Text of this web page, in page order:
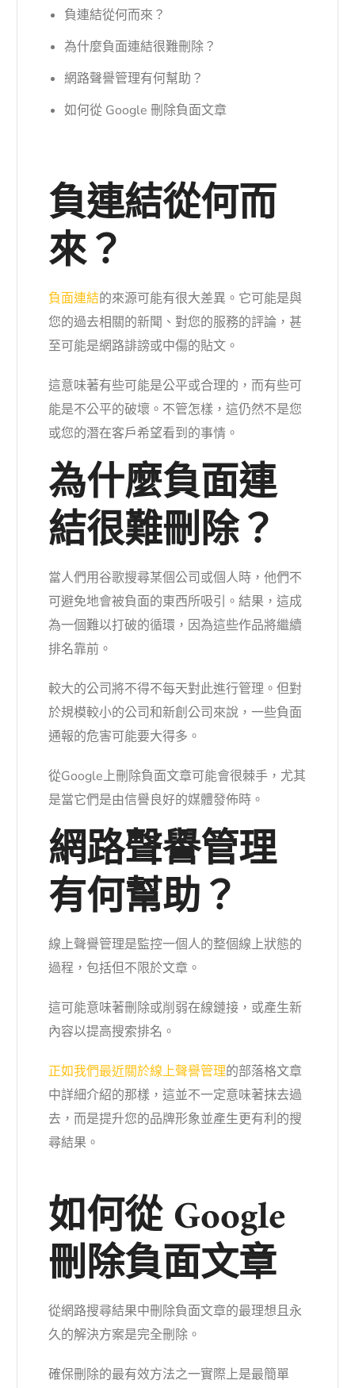
負連結從何而來？
為什麼負面連結很難刪除？
網路聲譽管理有何幫助？
如何從 Google 刪除負面文章
負連結從何而
來？
負面連結的來源可能有很大差異。它可能是與
您的過去相關的新聞、對您的服務的評論，甚
至可能是網路誹謗或中傷的貼文。
這意味著有些可能是公平或合理的，而有些可
能是不公平的破壞。不管怎樣，這仍然不是您
或您的潛在客戶希望看到的事情。
為什麼負面連
結很難刪除？
當人們用谷歌搜尋某個公司或個人時，他們不
可避免地會被負面的東西所吸引。結果，這成
為一個難以打破的循環，因為這些作品將繼續
排名靠前。
較大的公司將不得不每天對此進行管理。但對
於規模較小的公司和新創公司來說，一些負面
通報的危害可能要大得多。
從Google上刪除負面文章可能會很棘手，尤其
是當它們是由信譽良好的媒體發佈時。
網路聲譽管理
有何幫助？
線上聲譽管理是監控一個人的整個線上狀態的
過程，包括但不限於文章。
這可能意味著刪除或削弱在線鏈接，或產生新
內容以提高搜索排名。
正如我們最近關於線上聲譽管理的部落格文章
中詳細介紹的那樣，這並不一定意味著抹去過
去，而是提升您的品牌形象並產生更有利的搜
尋結果。
如何從 Google
刪除負面文章
從網路搜尋結果中刪除負面文章的最理想且永
久的解決方案是完全刪除。
確保刪除的最有效方法之一實際上是最簡單